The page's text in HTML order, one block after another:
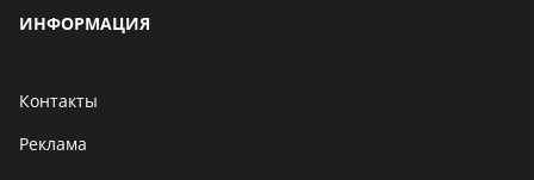
ИНФОРМАЦИЯ
Контакты
Реклама